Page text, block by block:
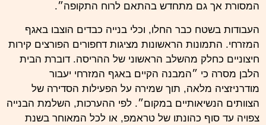
המסורת אך גם מתחדש בהתאם לרוח התקופה״.
העבודות בשטח כבר החלו, וכלי בנייה כבדים הוצבו באגף
המזרחי. התמונות הראשונות מציגות דחפורים הפורצים קירות
חיצוניים כחלק מהשלב הראשוני של ההריסה. דוברת הבית
הלבן מסרה כי ״המבנה הקיים באגף המזרחי יעבור
מודרניזציה מלאה, תוך שמירה על הפעילות הסדירה של
הצוותים הנשיאותיים במקום״. לפי ההערכות, השלמת הבנייה
צפויה עד סוף כהונתו של טראמפ, או לכל המאוחר בשנת